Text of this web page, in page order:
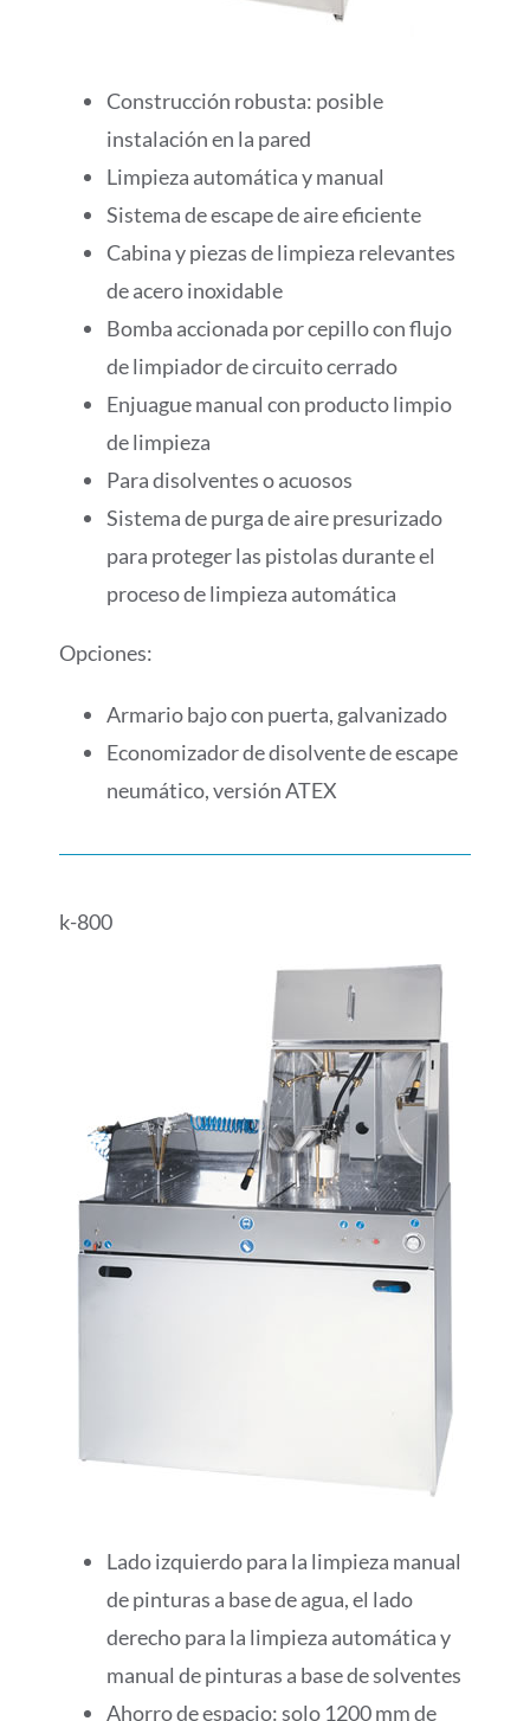
Construcción robusta: posible
instalación en la pared
Limpieza automática y manual
Sistema de escape de aire eficiente
Cabina y piezas de limpieza relevantes
de acero inoxidable
Bomba accionada por cepillo con flujo
de limpiador de circuito cerrado
Enjuague manual con producto limpio
de limpieza
Para disolventes o acuosos
Sistema de purga de aire presurizado
para proteger las pistolas durante el
proceso de limpieza automática
Opciones:
Armario bajo con puerta, galvanizado
Economizador de disolvente de escape
neumático, versión ATEX
k-800
Lado izquierdo para la limpieza manual
de pinturas a base de agua, el lado
derecho para la limpieza automática y
manual de pinturas a base de solventes
Ahorro de espacio: solo 1200 mm de